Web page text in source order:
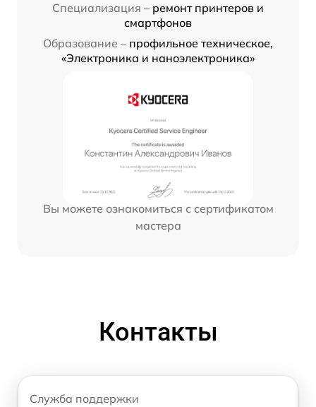
Специализация – ремонт принтеров и
смартфонов
Образование – профильное техническое,
«Электроника и наноэлектроника»
Вы можете ознакомиться с сертификатом
мастера
Контакты
Служба поддержки